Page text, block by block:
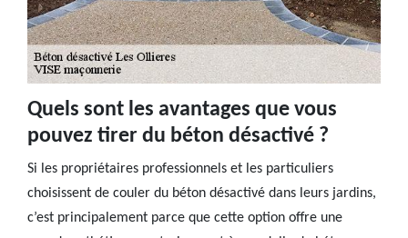
Quels sont les avantages que vous
pouvez tirer du béton désactivé ?
Si les propriétaires professionnels et les particuliers
choisissent de couler du béton désactivé dans leurs jardins,
c’est principalement parce que cette option offre une